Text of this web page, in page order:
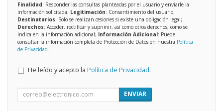
Finalidad: Responder las consultas planteadas por el usuario y enviarle la
información solicitada; Legitimación: Consentimiento del usuario;
Destinatarios: Solo se realizan cesiones si existe una obligación legal;
Derechos: Acceder, rectificar y suprimir, así como otros derechos, como se
indica en la información adicional; Información Adicional: Puede
consultar la información completa de Protección de Datos en nuestra Política
de Privacidad
He leído y acepto la Política de Privacidad.
ENVIAR